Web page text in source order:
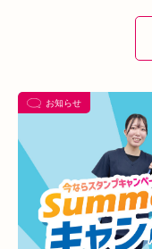
あいSHOP
対応できる
ダイエット ふくら
腕 シワ・シミ
梅雨 四十肩
お知らせ